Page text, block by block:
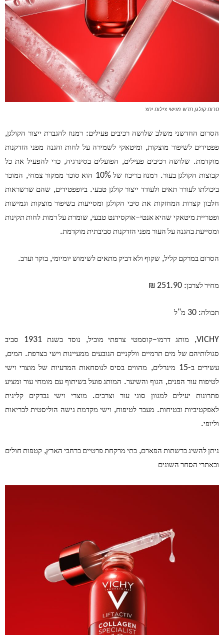
סרום קולגן חדש מוישי צילום יחצ
הסרום החדשני משלב שלושה רכיבים פעילים:רמנוז להגברת ייצור הקולגן,
פפטידים לשיפור מוצקות, ומיטאקי לשמירה על לחות והגנה מפני הזדקנות
מוקדמת. שלושה רכיבים פעילים, הפועלים בסינרגיה, כדי להפעיל את כל
קבוצות הקולגן בעור. רמנוז בריכוז של10% הוא סוכר ממקור צמחי, המוכר
ביכולתו לעורר תאים ולעודד ייצור קולגן טבעי.ביופפטידים, שהם שרשראות
חלבון קצרות המחזקות את סיבי הקולגן ומסייעות בשיפור מוצקות וגמישות
ופטריית מיטאקי שהיא אנטי–אוקסידנט טבעי,שומרת על רמות לחות תקינות
ומסייעת בהגנה על העור מפני הזדקנות סביבתית מוקדמת.
הסרום במרקם קליל, שקוף ולא דביק מתאים לשימוש יומיומי, בוקר וערב.
מחיר לצרכן: 251.90 ₪
תכולה: 30 מ"ל
VICHY, מותג דרמו–קוסמטי צרפתי מוביל, נוסד בשנת1931
סביב
סגולותיהם של מים תרמיים וולקניים הנובעים ממעיינות וישי בצרפת. המים,
עשירים ב-15 מינרלים,
מהווים בסיס לנוסחאות המדעיות של מוצרי וישי
לטיפוח עור הפנים, הגוף והשיער. המותג פועל בשיתוף עם מומחי עור ומציע
פתרונות יעילים למגוון סוגי עור וצרכים.
מוצרי וישי נבדקים קלינית
לאפקטיביות ובטיחות. מעבר לטיפוח, וישי מקדמת גישה הוליסטית לבריאות
וליופי.
ניתן להשיג ברשתות הפארם, בתי מרקחת פרטיים ברחבי הארץ, קטפות חולים
ובאתרי הסחר השונים